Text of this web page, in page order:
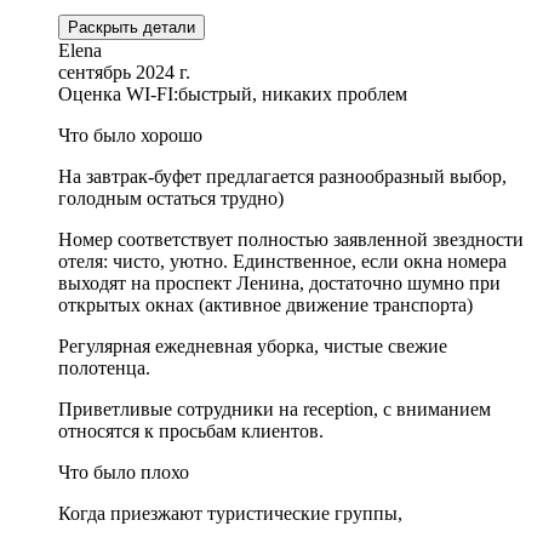
Раскрыть детали
Elena
сентябрь 2024 г.
Оценка WI-FI:быстрый, никаких проблем
Что было хорошо
На завтрак-буфет предлагается разнообразный выбор,
голодным остаться трудно)
Номер соответствует полностью заявленной звездности
отеля: чисто, уютно. Единственное, если окна номера
выходят на проспект Ленина, достаточно шумно при
открытых окнах (активное движение транспорта)
Регулярная ежедневная уборка, чистые свежие
полотенца.
Приветливые сотрудники на reception, с вниманием
относятся к просьбам клиентов.
Что было плохо
Когда приезжают туристические группы,